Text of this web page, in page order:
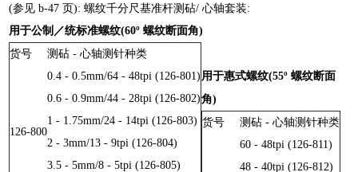
(参见 b-47 页): 螺纹千分尺基准杆测砧/ 心轴套装:
用于公制／统标准螺纹(60º 螺纹断面角)
货号
测砧 - 心轴测针种类
126-800
0.4 - 0.5mm/64 - 48tpi (126-801)
0.6 - 0.9mm/44 - 28tpi (126-802)
1 - 1.75mm/24 - 14tpi (126-803)
2 - 3mm/13 - 9tpi (126-804)
3.5 - 5mm/8 - 5tpi (126-805)
用于惠式螺纹(55º 螺纹断面
角)
货号
测砧 - 心轴测针种类
60 - 48tpi (126-811)
48 - 40tpi (126-812)